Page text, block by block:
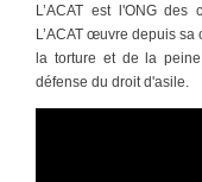
L’ACAT est l'ONG
L’ACAT œuvre depuis
la torture et de la
défense du droit d'asile.